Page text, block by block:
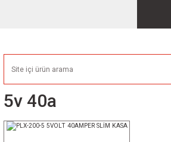
5v 40a